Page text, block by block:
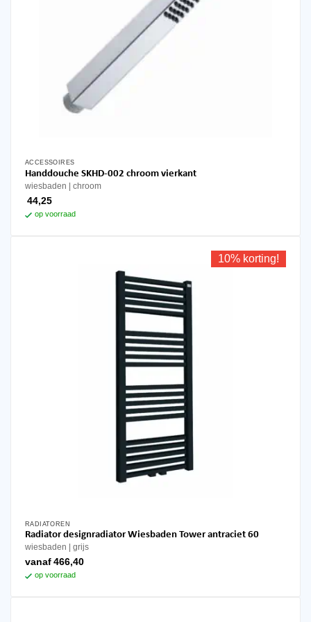
ACCESSOIRES
Handdouche SKHD-002 chroom vierkant
wiesbaden chroom
44,25
op voorraad
10% korting!
RADIATOREN
Radiator designradiator Wiesbaden Tower antraciet 60
wiesbaden grijs
vanaf 466,40
op voorraad
Dit
product